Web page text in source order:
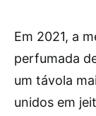
Em 2021, a
perfumada
um távola
unidos em